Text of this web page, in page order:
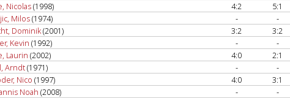
Nicolas(1998) 4:2 5:1
Milos(1974) - -
Dominik(2001) 3:2 3:2
Kevin (1992) - -
Laurin (2002) 4:0 2:1
Arndt(1971) - -
Nico (1997) 4:0 3:1
Noah (2008) - -